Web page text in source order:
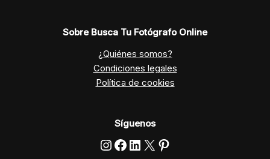
Sobre Busca Tu Fotógrafo Online
¿Quiénes somos?
Condiciones legales
Política de cookies
Síguenos